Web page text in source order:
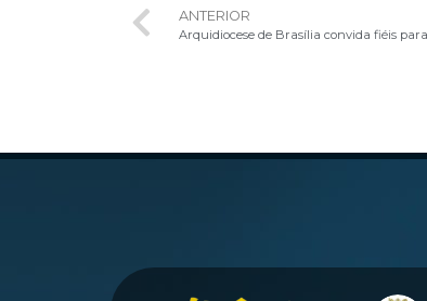
ANTERIOR
Arquidiocese de Brasília convida fiéis